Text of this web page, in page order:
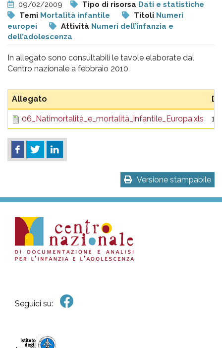
e
analisi
pr
l'infanzia
e
l'adolescenza
09/02/2009 Tipo di risorsa Dati e statistiche
Temi Mortalità infantile Titoli Numeri
europei
Attività Numeri dell’infanzia e
dell’adolescenza
In allegato sono consultabili le tavole elaborate dal
Centro nazionale a febbraio 2010
Allegato
06_Natimortalità_e_mortalità_infantile_Europa.xls
Versione stampabile
Seguici su: